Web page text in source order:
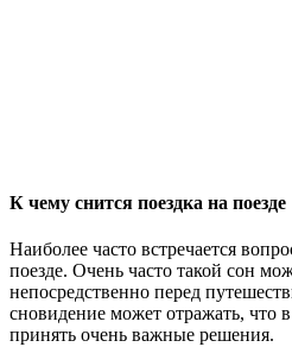
К чему снится поездка на поезде
Наиболее часто встречается
поезде. Очень часто такой сон
непосредственно перед
сновидение может отражать, что
принять очень важные решения.